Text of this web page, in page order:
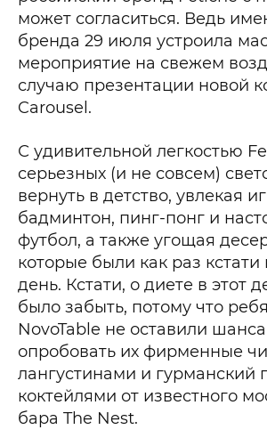
может согласиться. Ведь
бренда 29 июля устроила
мероприятие на свежем
случаю презентации новой
Carousel.
С удивительной легкостью
серьезных (и не совсем)
вернуть в детство, увлекая
бадминтон, пинг-понг и
футбол, а также угощая
которые были как раз
день. Кстати, о диете в этот
было забыть, потому что
NovoTable не оставили
опробовать их фирменные
лангустинами и гурманский
коктейлями от известного
бара The Nest.